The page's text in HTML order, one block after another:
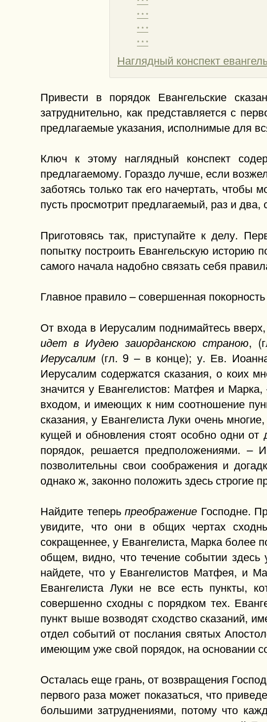
* * *
* * *
* * *
Наглядный конспект
Привести в порядок Евангельские
затруднительно, как представляется с
предлагаемые указания, исполнимые для
Ключ к этому наглядный конспект
предлагаемому. Гораздо лучше, если
заботясь только так его начертать,
пусть просмотрит предлагаемый, раз и два,
Приготовясь так, приступайте к делу.
попытку построить Евангельскую
самого начала надобно связать себя
Главное правило – совершенная
От входа в Иерусалим поднимайтесь
идет в Иудею заиорданскою страною,
Иерусалим (гл. 9 – в конце); у. Ев.
Иерусалим содержатся сказания, о коих
значится у Евангелистов: Матфея и
входом, и имеющих к ним соотношение
сказания, у Евангелиста Луки очень
кущей и обновления стоят особно одни от
порядок, решается предположениями. –
позволительны свои соображения и
однако ж, законно положить здесь строгие
Найдите теперьпреображение Господне.
увидите, что они в общих чертах
сокращеннее, у Евангелиста, Марка более
общем, видно, что течение событии
найдете, что у Евангелистов Матфея, и
Евангелиста Луки не все есть пункты,
совершенно сходны с порядком тех.
пункт выше возводят сходство сказаний,
отдел событий от послания святых
имеющим уже свой порядок, на основании
Осталась еще грань, от возвращения
первого раза может показаться, что
большими затруднениями, потому что